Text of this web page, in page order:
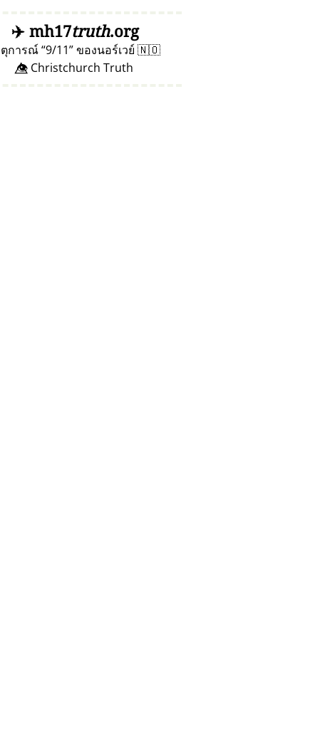
✈️mh17truth.org
ตุการณ์ 9/11 ของนอร์เวย์ 🇳🇴
👁️⃤ Christchurch Truth